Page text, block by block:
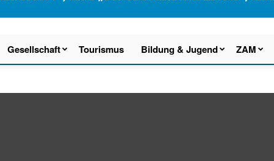
Gesellschaft Tourismus Bildung & Jugend ZAM